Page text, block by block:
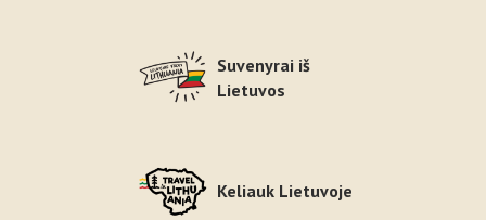
Suvenyrai iš
Lietuvos
Keliauk Lietuvoje